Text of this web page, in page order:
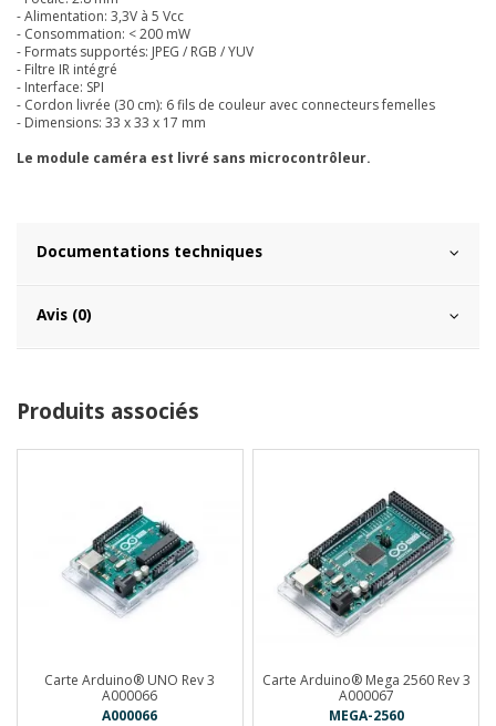
- Alimentation: 3,3V à 5 Vcc
- Consommation: < 200 mW
- Formats supportés: JPEG / RGB / YUV
- Filtre IR intégré
- Interface: SPI
- Cordon livrée (30 cm): 6 fils de couleur avec connecteurs femelles
- Dimensions: 33 x 33 x 17 mm
Le module caméra est livré sans microcontrôleur.
Documentations techniques
Avis (0)
Produits associés
Carte Arduino® UNO Rev 3
A000066
A000066
Carte Arduino® Mega 2560 Rev 3
A000067
MEGA-2560